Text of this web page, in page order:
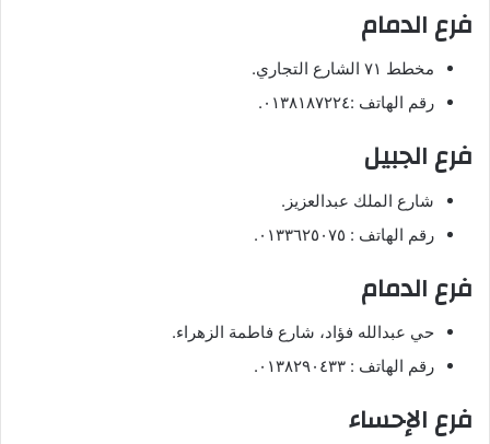
فرع الدمام
مخطط ٧١ الشارع التجاري.
رقم الهاتف :٠١٣٨١٨٧٢٢٤.
فرع الجبيل
شارع الملك عبدالعزيز.
رقم الهاتف : ٠١٣٣٦٢٥٠٧٥.
فرع الدمام
حي عبدالله فؤاد، شارع فاطمة الزهراء.
رقم الهاتف : ٠١٣٨٢٩٠٤٣٣.
فرع الإحساء